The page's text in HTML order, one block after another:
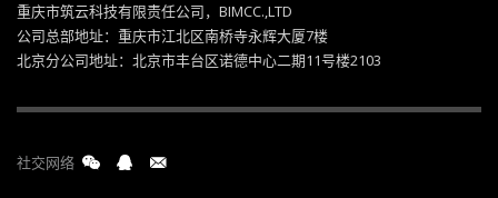
重庆市筑云科技有限责任公司，BIMCC.,LTD
公司总部地址：重庆市江北区南桥寺永辉大厦7楼
北京分公司地址：北京市丰台区诺德中心二期11号楼2103
社交网络